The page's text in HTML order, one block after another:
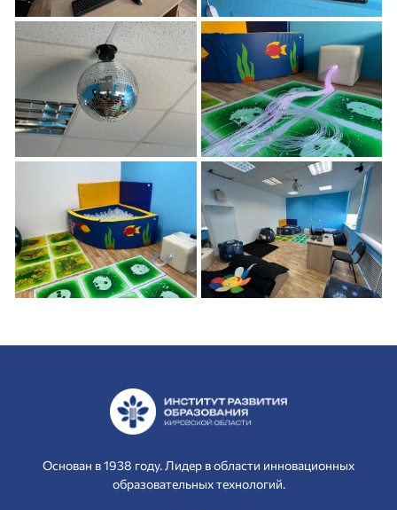
Основан в 1938 году. Лидер в области инновационных
образовательных технологий.